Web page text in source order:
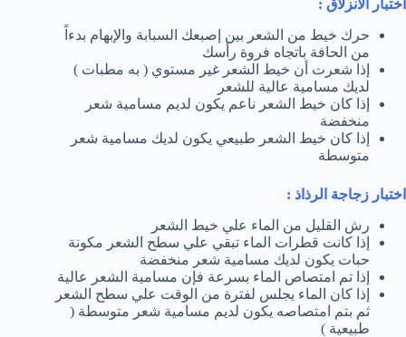
اختبار الانزلاق :
حرك خيط من الشعر بين إصبعك السبابة والإبهام بدءاً
من الحافة باتجاه فروة رأسك
إذا شعرت أن خيط الشعر غير مستوي ( به مطبات )
لديك مسامية عالية للشعر
إذا كان خيط الشعر ناعم يكون لديم مسامية شعر
منخفضة
إذا كان خيط الشعر طبيعي يكون لديك مسامية شعر
متوسطة
اختبار زجاجة الرذاذ :
رش القليل من الماء علي خيط الشعر
إذا كانت قطرات الماء تبقي علي سطح الشعر مكونة
حبات يكون لديك مسامية شعر منخفضة
إذا تم امتصاص الماء بسرعة فإن مسامية الشعر عالية
إذا كان الماء يجلس لفترة من الوقت علي سطح الشعر
ثم بتم امتصاصه يكون لديم مسامية شعر متوسطة (
طبيعية )